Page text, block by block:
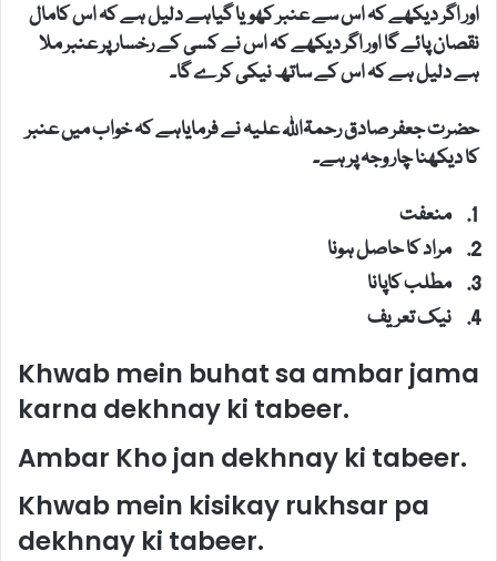
اور اگر دیکھے کہ اس سے عنبر کھویا گیاہے دلیل ہے کہ اس کامال
نقصان پائے گا اور اگر دیکھے کہ اس نے کسی کے رخسار پر عنبر ملا
ہے دلیل ہے کہ اس کے ساتھ نیکی کرے گا۔
حضرت جعفر صادق رحمۃاللہ علیہ نے فرمایاہے کہ خواب میں عنبر
کا دیکھنا چار وجہ پر ہے۔
منعفت
مراد کا حاصل ہونا
مطلب کاپانا
نیک تعریف
Khwab mein buhat sa ambar jama
karna dekhnay ki tabeer.
Ambar Kho jan dekhnay ki tabeer.
Khwab mein kisikay rukhsar pa
dekhnay ki tabeer.